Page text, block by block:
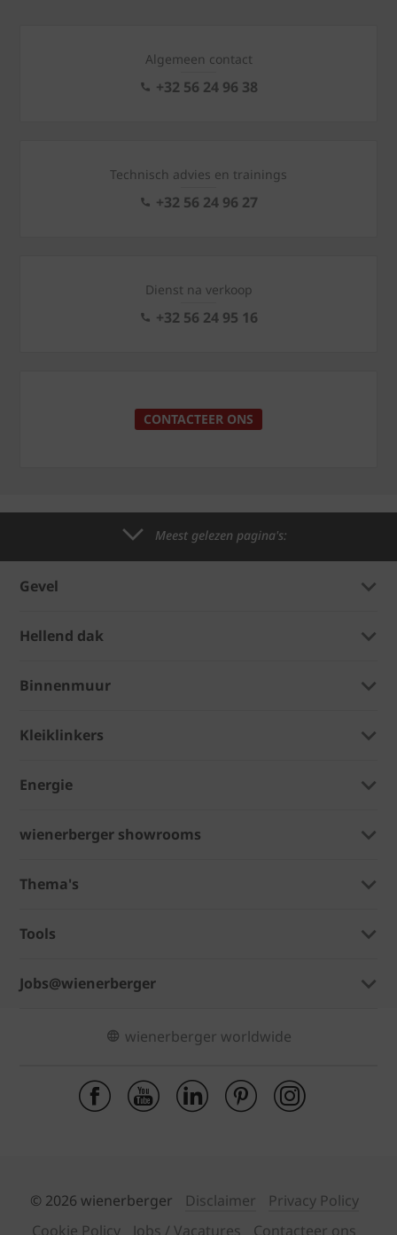
Algemeen contact
+32 56 24 96 38
Technisch advies en trainings
+32 56 24 96 27
Dienst na verkoop
+32 56 24 95 16
CONTACTEER ONS
Meest gelezen pagina's:
Gevel
Hellend dak
Binnenmuur
Kleiklinkers
Energie
wienerberger showrooms
Thema's
Tools
Jobs@wienerberger
wienerberger worldwide
© 2026 wienerberger Disclaimer
Privacy Policy
Cookie Policy
Jobs / Vacatures Contacteer ons